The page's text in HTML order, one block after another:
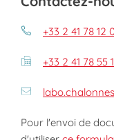
+33 2 41 78 12
+33 2 41 78 55
Pour l'envoi de